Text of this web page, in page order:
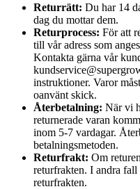
Returrätt: Du har 14
dag du mottar dem.
Returprocess: För att
till vår adress som
Kontakta gärna vår
instruktioner. Varor
oanvänt skick.
Återbetalning: När vi
returnerade varan
inom 5-7 vardagar.
betalningsmetoden.
Returfrakt: Om
returfrakten. I andra fall
returfrakten.